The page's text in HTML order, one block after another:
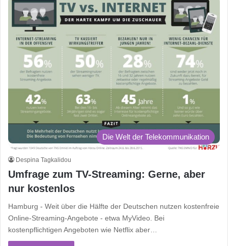
Die Welt der Telekommunikation
Despina Tagkalidou
Umfrage zum TV-Streaming: Gerne, aber
nur kostenlos
Hamburg - Weit über die Hälfte der Deutschen nutzen kostenfreie
Online-Streaming-Angebote - etwa MyVideo. Bei
kostenpflichtigen Angeboten wie Netflix aber…